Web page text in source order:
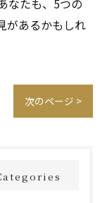
なたも、5つの
があるかもしれ
次のページ >